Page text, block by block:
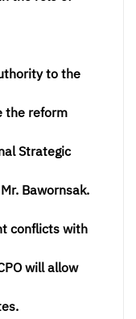
to the
the reform
Strategic
Bawornsak.
conflicts with
will allow